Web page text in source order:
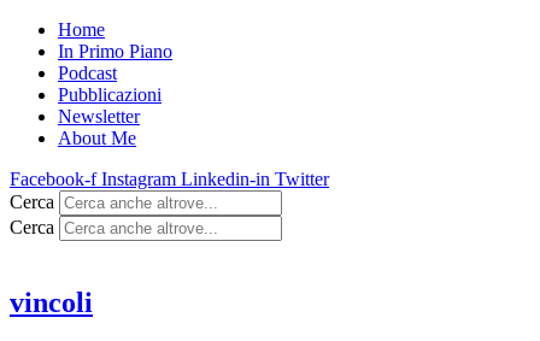
Home
In Primo Piano
Podcast
Pubblicazioni
Newsletter
About Me
Facebook-f Instagram Linkedin-in Twitter
Cerca
Cerca
vincoli